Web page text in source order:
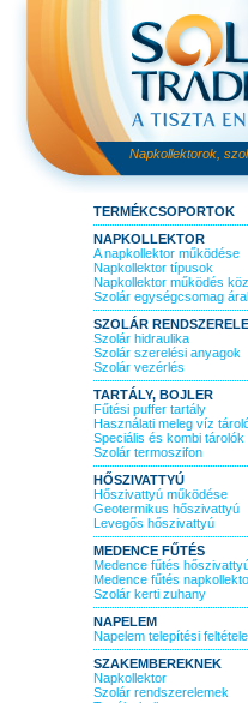
Napkollektorok,
TERMÉKCSOPORTOK
NAPKOLLEKTOR
A napkollektor működése
Napkollektor típusok
Napkollektor működés
Szolár egységcsomag
SZOLÁR
Szolár hidraulika
Szolár szerelési anyagok
Szolár vezérlés
TARTÁLY, BOJLER
Fűtési puffer tartály
Használati meleg víz
Speciális és kombi tárolók
Szolár termoszifon
HŐSZIVATTYÚ
Hőszivattyú működése
Geotermikus hőszivattyú
Levegős hőszivattyú
MEDENCE FŰTÉS
Medence fűtés
Medence fűtés
Szolár kerti zuhany
NAPELEM
Napelem telepítési
SZAKEMBEREKNEK
Napkollektor
Szolár rendszerelemek